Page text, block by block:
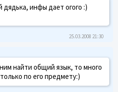
инфы дает огого :)
25.03.2008 21:30
найти общий язык, то много
по его предмету:)